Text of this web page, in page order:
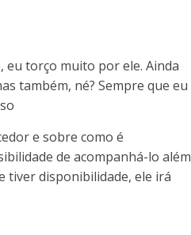
eu torço muito por ele. Ainda
também, né? Sempre que eu
e sobre como é
de acompanhá-lo além
tiver disponibilidade, ele irá